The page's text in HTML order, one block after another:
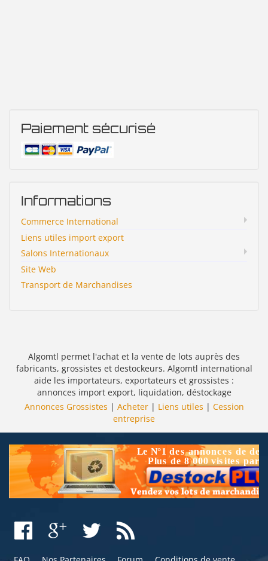
Paiement sécurisé
Informations
Commerce International
Liens utiles import export
Salons Internationaux
Site Web
Transport de Marchandises
Algomtl permet l'achat et la vente de lots auprès des
fabricants, grossistes et destockeurs. Algomtl international
aide les importateurs, exportateurs et grossistes :
annonces import export, liquidation, déstockage
Annonces Grossistes | Acheter| Liens utiles | Cession
entreprise